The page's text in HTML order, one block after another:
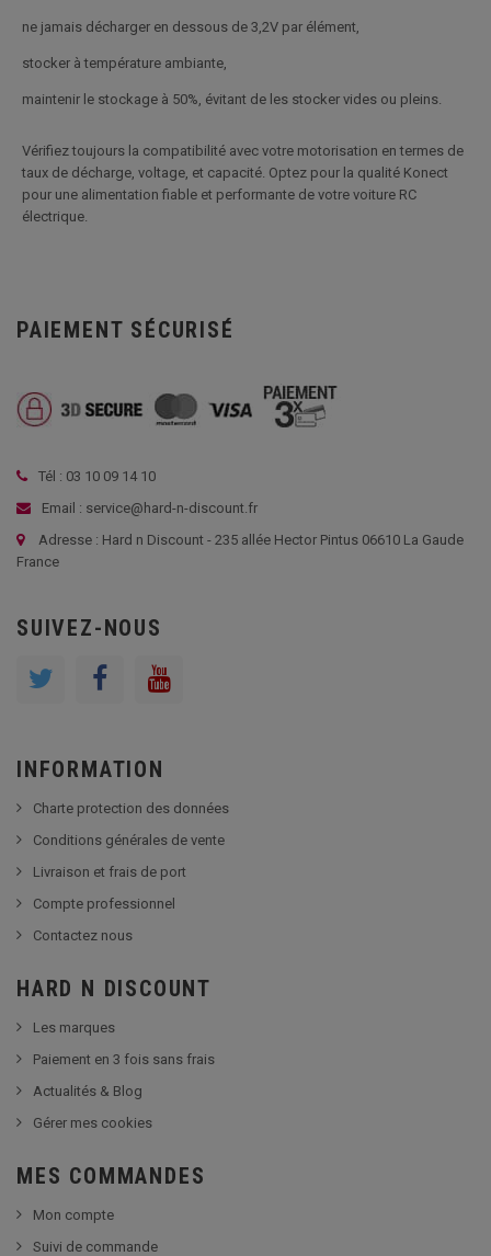
ne jamais décharger en dessous de 3,2V par élément,
stocker à température ambiante,
maintenir le stockage à 50%, évitant de les stocker vides ou pleins.
Vérifiez toujours la compatibilité avec votre motorisation en termes de
taux de décharge, voltage, et capacité. Optez pour la qualité Konect
pour une alimentation fiable et performante de votre voiture RC
électrique.
PAIEMENT SÉCURISÉ
Tél : 03 10 09 14 10
Email : service@hard-n-discount.fr
Adresse : Hard n Discount - 235 allée Hector Pintus 06610 La Gaude
France
SUIVEZ-NOUS
INFORMATION
Charte protection des données
Conditions générales de vente
Livraison et frais de port
Compte professionnel
Contactez nous
HARD N DISCOUNT
Les marques
Paiement en 3 fois sans frais
Actualités & Blog
Gérer mes cookies
MES COMMANDES
Mon compte
Suivi de commande